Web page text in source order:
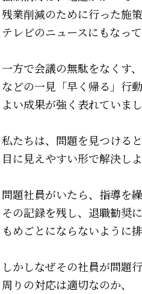
残業削減のために行った施
テレビのニュースにもなって
一方で会議の無駄をなくす
などの一見「早く帰る」行
よい成果が強く表れていまし
私たちは、問題を見つける
目に見えやすい形で解決しよ
問題社員がいたら、指導を繰
その記録を残し、退職勧奨
もめごとにならないように
しかしなぜその社員が問題
周りの対応は適切なのか、